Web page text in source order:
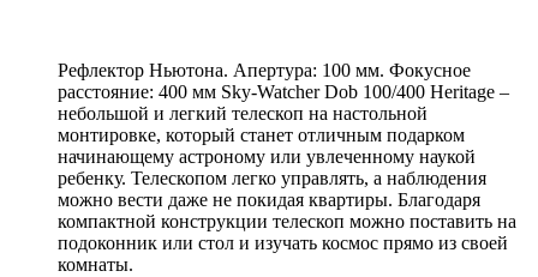
Рефлектор Ньютона. Апертура: 100 мм. Фокусное
расстояние: 400 мм Sky-Watcher Dob 100/400 Heritage –
небольшой и легкий телескоп на настольной
монтировке, который станет отличным подарком
начинающему астроному или увлеченному наукой
ребенку. Телескопом легко управлять, а наблюдения
можно вести даже не покидая квартиры. Благодаря
компактной конструкции телескоп можно поставить на
подоконник или стол и изучать космос прямо из своей
комнаты.